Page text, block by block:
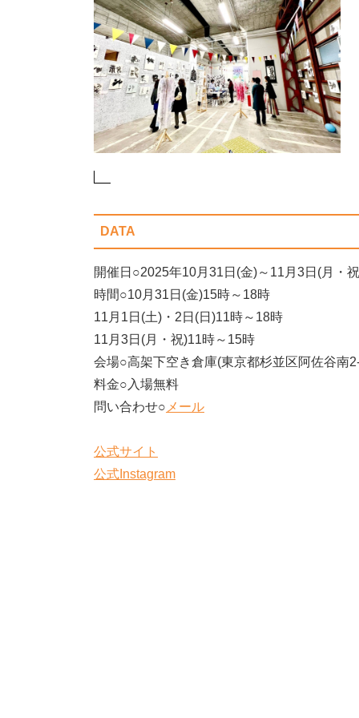
DATA
開催日○2025年10月31日(金)～11月3日(月・
時間○10月31日(金)15時～18時
11月1日(土)・2日(日)11時～18時
11月3日(月・祝)11時～15時
会場○高架下空き倉庫(東京都杉並区阿佐谷南
料金○入場無料
問い合わせ○ メール
公式サイト
公式Instagram